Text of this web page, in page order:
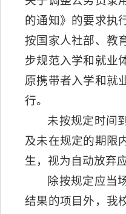
的通知》的要求执
按国家人社部、教
步规范入学和就业
原携带者入学和就
行。
未按规定时间
及未在规定的期限
生，视为自动放弃
除按规定应当
结果的项目外，我